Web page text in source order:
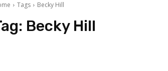
Tags Becky Hill
Becky Hill